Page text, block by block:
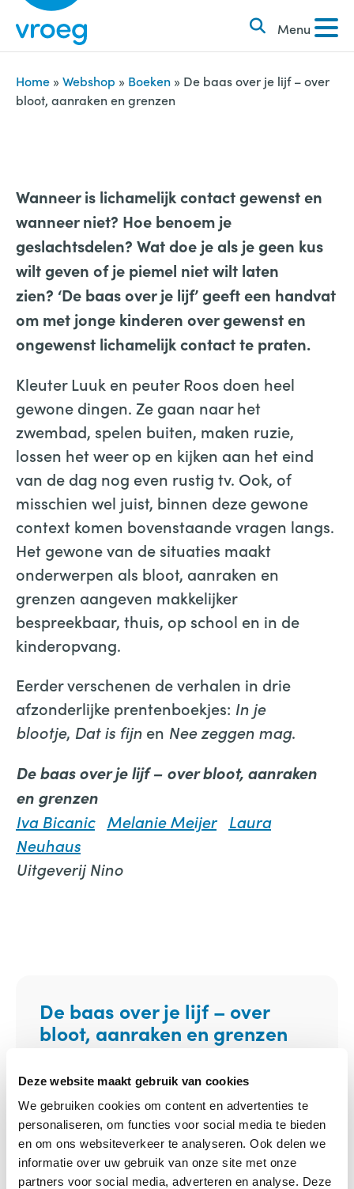
Deze website maakt gebruik van cookies
We gebruiken cookies om content en advertenties te
personaliseren, om functies voor social media te bieden
en om ons websiteverkeer te analyseren. Ook delen we
informatie over uw gebruik van onze site met onze
partners voor social media, adverteren en analyse. Deze
i
Menu
k
e
n
n
a
Home » Webshop » Boeken » De baas over je lijf – over
bloot, aanraken en grenzen
Wanneer is lichamelijk contact gewenst en
wanneer niet? Hoe benoem je
geslachtsdelen? Wat doe je als je geen kus
wilt geven of je piemel niet wilt laten
zien? ‘De baas over je lijf’ geeft een handvat
om met jonge kinderen over gewenst en
ongewenst lichamelijk contact te praten.
Kleuter Luuk en peuter Roos doen heel
gewone dingen. Ze gaan naar het
zwembad, spelen buiten, maken ruzie,
lossen het weer op en kijken aan het eind
van de dag nog even rustig tv. Ook, of
misschien wel juist, binnen deze gewone
context komen bovenstaande vragen langs.
Het gewone van de situaties maakt
onderwerpen als bloot, aanraken en
grenzen aangeven makkelijker
bespreekbaar, thuis, op school en in de
kinderopvang.
Eerder verschenen de verhalen in drie
afzonderlijke prentenboekjes: In je
blootje, Dat is fijn en Nee zeggen mag.
De baas over je lijf – over bloot, aanraken
en grenzen
Iva Bicanic Melanie Meijer
Laura
Neuhaus
Uitgeverij Nino
De baas over je lijf – over
bloot, aanraken en grenzen
€22,50
Bestellen
Categorie:Boeken